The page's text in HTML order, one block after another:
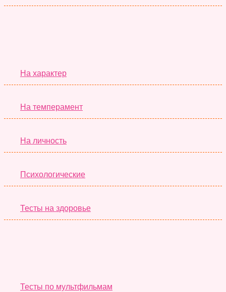
На характер
На темперамент
На личность
Психологические
Тесты на здоровье
Тесты по мультфильмам